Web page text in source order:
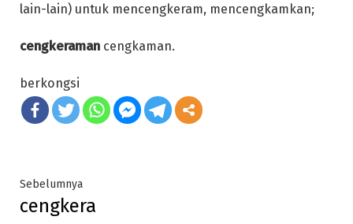
lain-lain) untuk mencengkeram, mencengkamkan;
cengkeraman cengkaman.
berkongsi
Post
navigation
SebelumnyaPrevious
post:
cengkera